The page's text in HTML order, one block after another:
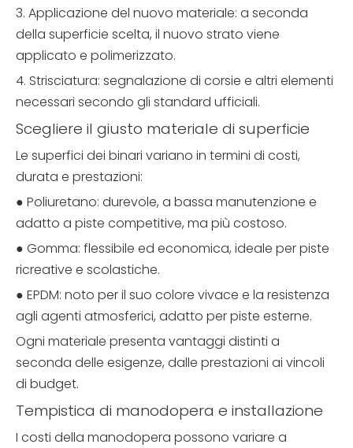
3. Applicazione del nuovo materiale: a seconda
della superficie scelta, il nuovo strato viene
applicato e polimerizzato.
4. Strisciatura: segnalazione di corsie e altri elementi
necessari secondo gli standard ufficiali.
Scegliere il giusto materiale di superficie
Le superfici dei binari variano in termini di costi,
durata e prestazioni:
● Poliuretano: durevole, a bassa manutenzione e
adatto a piste competitive, ma più costoso.
● Gomma: flessibile ed economica, ideale per piste
ricreative e scolastiche.
● EPDM: noto per il suo colore vivace e la resistenza
agli agenti atmosferici, adatto per piste esterne.
Ogni materiale presenta vantaggi distinti a
seconda delle esigenze, dalle prestazioni ai vincoli
di budget.
Tempistica di manodopera e installazione
I costi della manodopera possono variare a